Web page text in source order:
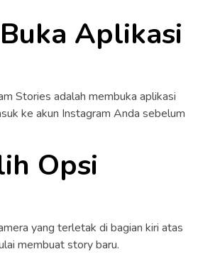
Aplikasi
Stories adalah membuka aplikasi
ke akun Instagram Anda sebelum
Opsi
yang terletak di bagian kiri atas
membuat story baru.